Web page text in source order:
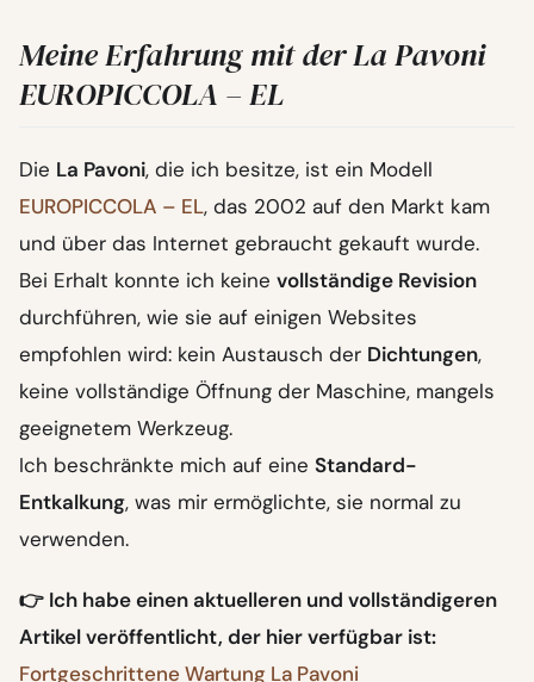
Meine Erfahrung mit der La Pavoni
EUROPICCOLA – EL
Die La Pavoni, die ich besitze, ist ein Modell
EUROPICCOLA – EL, das 2002 auf den Markt kam
und über das Internet gebraucht gekauft wurde.
Bei Erhalt konnte ich keine vollständige Revision
durchführen, wie sie auf einigen Websites
empfohlen wird: kein Austausch der Dichtungen,
keine vollständige Öffnung der Maschine, mangels
geeignetem Werkzeug.
Ich beschränkte mich auf eine Standard-
Entkalkung, was mir ermöglichte, sie normal zu
verwenden.
👉 Ich habe einen aktuelleren und vollständigeren
Artikel veröffentlicht, der hier verfügbar ist:
Fortgeschrittene Wartung La Pavoni